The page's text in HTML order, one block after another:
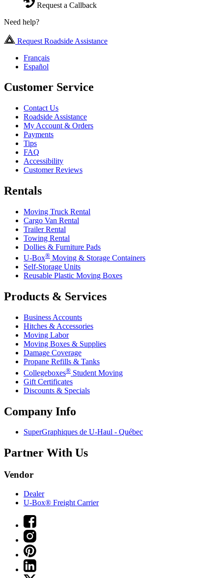
Request a Callback
Need help?
Request Roadside Assistance
Français
Español
Customer Service
Contact Us
Roadside Assistance
My Account & Orders
Payments
Tips
FAQ
Accessibility
Customer Reviews
Rentals
Moving Truck Rental
Cargo Van Rental
Trailer Rental
Towing Rental
Dollies & Furniture Pads
U-Box® Moving & Storage Containers
Self-Storage Units
Reusable Plastic Moving Boxes
Products & Services
Business Accounts
Hitches & Accessories
Moving Labor
Moving Boxes & Supplies
Damage Coverage
Propane Refills & Tanks
Collegeboxes® Student Moving
Gift Certificates
Discounts & Specials
Company Info
SuperGraphiques de U-Haul - Québec
Partner With Us
Vendor
Dealer
U-Box® Freight Carrier